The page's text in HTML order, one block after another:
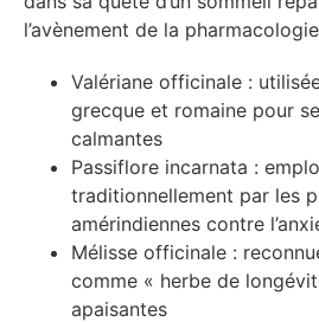
l’avènement de la
Valériane officinale :
grecque et romaine pour
calmantes
Passiflore incarnata :
traditionnellement par les
amérindiennes contre
Mélisse officinale :
comme « herbe de
apaisantes